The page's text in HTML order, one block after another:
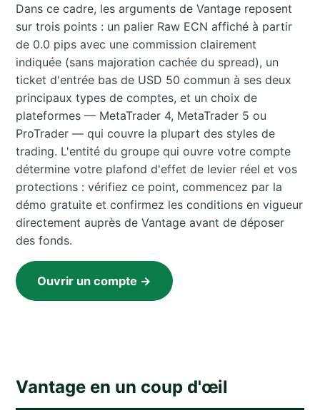
Dans ce cadre, les arguments de Vantage reposent
sur trois points : un palier Raw ECN affiché à partir
de 0.0 pips avec une commission clairement
indiquée (sans majoration cachée du spread), un
ticket d'entrée bas de USD 50 commun à ses deux
principaux types de comptes, et un choix de
plateformes — MetaTrader 4, MetaTrader 5 ou
ProTrader — qui couvre la plupart des styles de
trading. L'entité du groupe qui ouvre votre compte
détermine votre plafond d'effet de levier réel et vos
protections : vérifiez ce point, commencez par la
démo gratuite et confirmez les conditions en vigueur
directement auprès de Vantage avant de déposer
des fonds.
Ouvrir un compte →
Vantage en un coup d'œil